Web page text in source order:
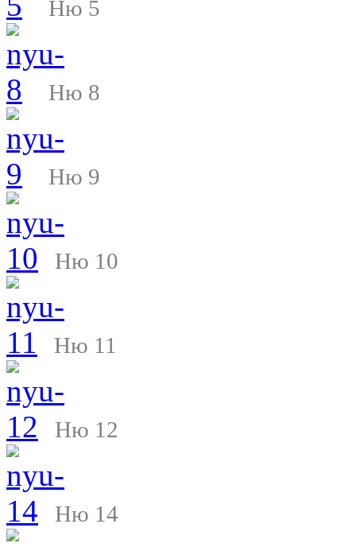
Ню 5
Ню 8
Ню 9
Ню 10
Ню 11
Ню 12
Ню 14